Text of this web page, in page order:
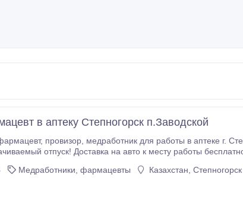
в аптеку Степногорск п.Заводской
Оплата 80000 тенге. Рабочий график
отпуск! Доставка на авто к месту работы
Медработники, фармацевты Казахстан, Степногорск